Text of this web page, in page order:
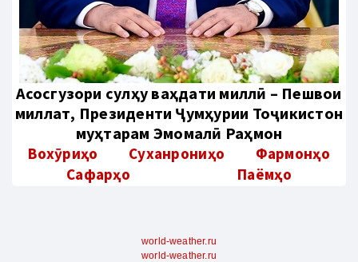
Aсосгузори сулҳу ваҳдати миллӣ – Пешвои
миллат, Президенти Ҷумҳурии Тоҷикистон
муҳтарам Эмомалӣ Раҳмон
Вохӯриҳо Суханрониҳо
Фармонҳо
Сафарҳо
Паёмҳо
world-weather.ru
world-weather.ru